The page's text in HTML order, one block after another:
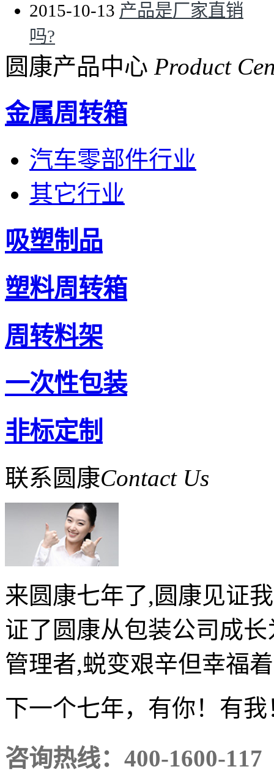
2015-10-13 产品是厂家直销
吗?
圆康产品中心 Product
金属周转箱
汽车零部件行业
其它行业
吸塑制品
塑料周转箱
周转料架
一次性包装
非标定制
联系圆康Contact Us
来圆康七年了,圆康见证
证了圆康从包装公司成
管理者,蜕变艰辛但幸福
下一个七年，有你！有我
咨询热线： 400-1600-117